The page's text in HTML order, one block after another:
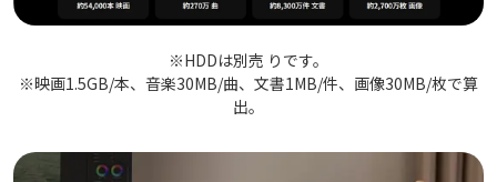
※HDDは別売 りです。
※映画1.5GB/本、音楽30MB/曲、文書1MB/件、画像30MB/枚で算
出。